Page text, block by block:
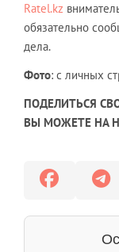
Ratel.kz
обязательно
дела.
Фото: с личных
ПОДЕЛИТЬСЯ
ВЫ МОЖЕТЕ НА